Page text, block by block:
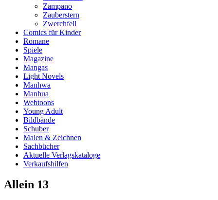
Zampano
Zauberstern
Zwerchfell
Comics für Kinder
Romane
Spiele
Magazine
Mangas
Light Novels
Manhwa
Manhua
Webtoons
Young Adult
Bildbände
Schuber
Malen & Zeichnen
Sachbücher
Aktuelle Verlagskataloge
Verkaufshilfen
Allein 13